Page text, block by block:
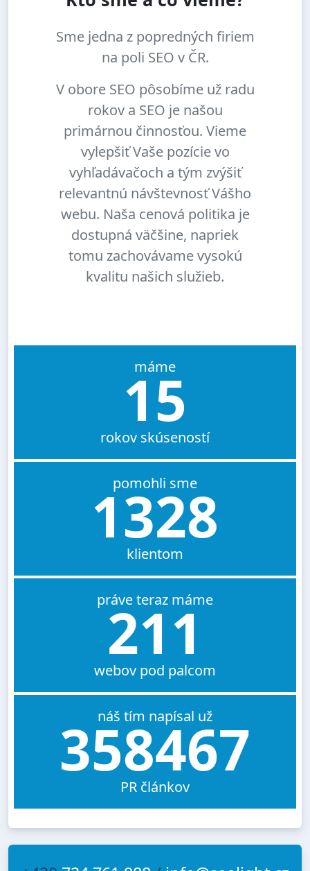
Sme jedna z popredných firiem
na poli SEO v ČR.
V obore SEO pôsobíme už radu
rokov a SEO je našou
primárnou činnosťou. Vieme
vylepšiť Vaše pozície vo
vyhľadávačoch a tým zvýšiť
relevantnú návštevnosť Vášho
webu. Naša cenová politika je
dostupná väčšine, napriek
tomu zachovávame vysokú
kvalitu našich služieb.
máme
15
rokov skúseností
pomohli sme
1328
klientom
práve teraz máme
211
webov pod palcom
náš tím napísal už
358467
PR článkov